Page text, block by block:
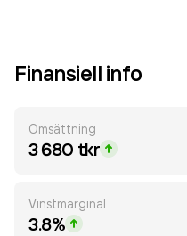
Finansiell info
Omsättning
3 680 tkr
Vinstmarginal
3.8%